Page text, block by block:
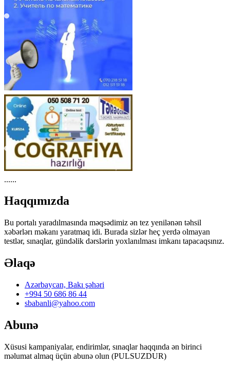
......
Haqqımızda
Bu portalı yaradılmasında məqsədimiz ən tez yenilənən təhsil
xəbərlərı məkanı yaratmaq idi. Burada sizlər heç yerdə olmayan
testlər, sınaqlar, gündəlik dərslərin yoxlanılması imkanı tapacaqsınız.
Əlaqə
Azərbaycan, Bakı şəhəri
+994 50 686 86 44
sbabanli@yahoo.com
Abunə
Xüsusi kampaniyalar, endirimlər, sınaqlar haqqında ən birinci
məlumat almaq üçün abunə olun (PULSUZDUR)